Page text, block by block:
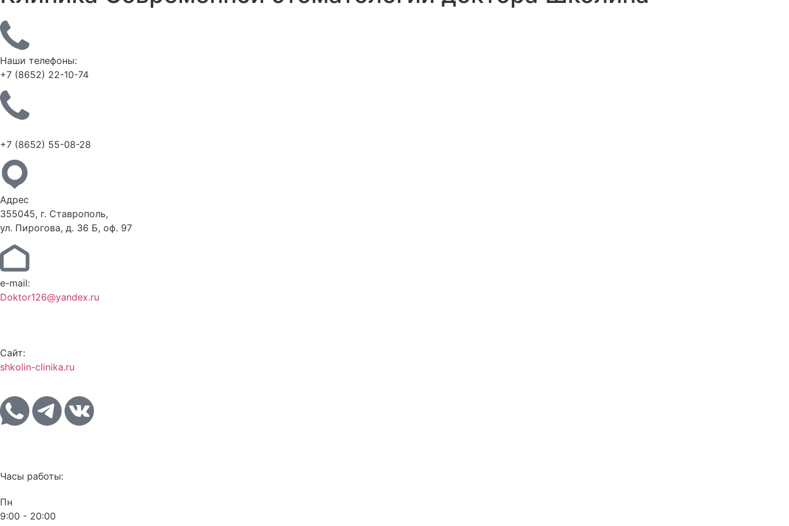
Наши телефоны:
+7 (8652) 22-10-74
+7 (8652) 55-08-28
Адрес
355045, г. Ставрополь,
ул. Пирогова, д. 36 Б, оф. 97
e-mail:
Doktor126@yandex.ru
Сайт:
shkolin-clinika.ru
Часы работы:
Пн
9:00 - 20:00